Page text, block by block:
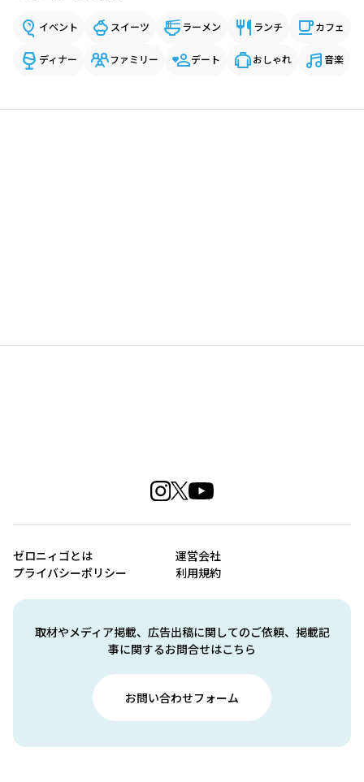
イベント スイーツ ラーメン ランチ カフェ
ディナー ファミリー デート おしゃれ 音楽
取材やメディア掲載、広告出稿に関してのご依頼、掲載記
事に関するお問合せはこちら
お問い合わせフォーム
ゼロニィゴとは
運営会社
プライバシーポリシー
利用規約